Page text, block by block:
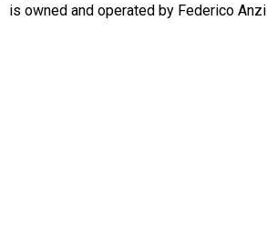
is owned and operated by Federico Anzil